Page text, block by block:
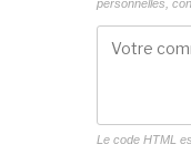
personnelles,
Le code HTML